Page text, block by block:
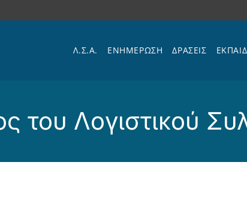
Λ.Σ.Α. ΕΝΗΜΕΡΩΣΗ ΔΡΑΣΕΙΣ
του Λογιστικού